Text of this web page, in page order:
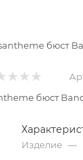
бюст
бюст
Изделие —